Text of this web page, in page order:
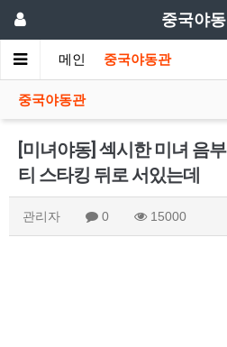
중국야
메인 중국야동관
중국야동관
[미녀야동] 섹시한 미녀 음
티 스타킹 뒤로 서있는데
관리자 0 15000